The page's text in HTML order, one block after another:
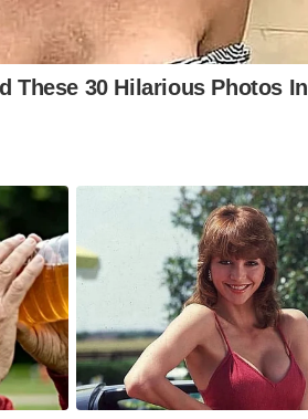
These 30 Hilarious Photos In